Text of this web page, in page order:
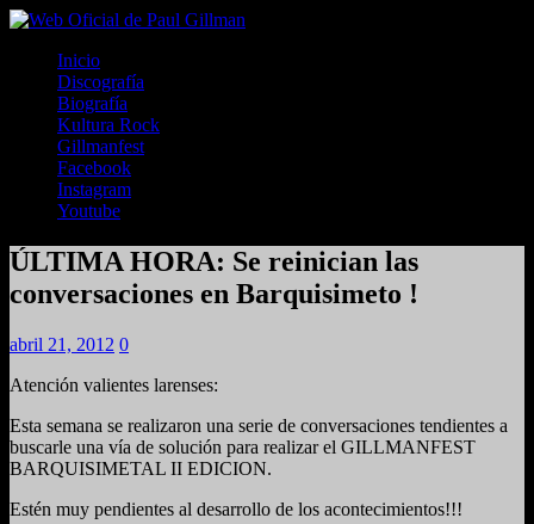
Inicio
Discografía
Biografía
Kultura Rock
Gillmanfest
Facebook
Instagram
Youtube
ÚLTIMA HORA: Se reinician las
conversaciones en Barquisimeto !
abril 21, 2012 0
Atención valientes larenses:
Esta semana se realizaron una serie de conversaciones tendientes a
buscarle una vía de solución para realizar el GILLMANFEST
BARQUISIMETAL II EDICION.
Estén muy pendientes al desarrollo de los acontecimientos!!!